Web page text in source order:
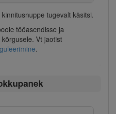
tugevalt käsitsi.
tööasendisse ja
Vt jaotist
.